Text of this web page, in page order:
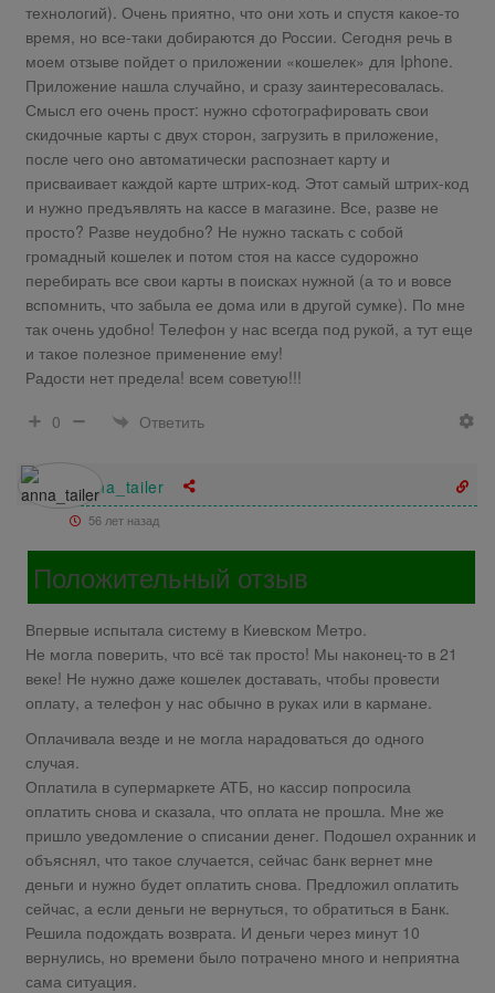
технологий). Очень приятно, что они хоть и спустя какое-то
время, но все-таки добираются до России. Сегодня речь в
моем отзыве пойдет о приложении «кошелек» для Iphone.
Приложение нашла случайно, и сразу заинтересовалась.
Смысл его очень прост: нужно сфотографировать свои
скидочные карты с двух сторон, загрузить в приложение,
после чего оно автоматически распознает карту и
присваивает каждой карте штрих-код. Этот самый штрих-код
и нужно предъявлять на кассе в магазине. Все, разве не
просто? Разве неудобно? Не нужно таскать с собой
громадный кошелек и потом стоя на кассе судорожно
перебирать все свои карты в поисках нужной (а то и вовсе
вспомнить, что забыла ее дома или в другой сумке). По мне
так очень удобно! Телефон у нас всегда под рукой, а тут еще
и такое полезное применение ему!
Радости нет предела! всем советую!!!
0
Ответить
anna_tailer
56 лет назад
Положительный отзыв
Впервые испытала систему в Киевском Метро.
Не могла поверить, что всё так просто! Мы наконец-то в 21
веке! Не нужно даже кошелек доставать, чтобы провести
оплату, а телефон у нас обычно в руках или в кармане.
Оплачивала везде и не могла нарадоваться до одного
случая.
Оплатила в супермаркете АТБ, но кассир попросила
оплатить снова и сказала, что оплата не прошла. Мне же
пришло уведомление о списании денег. Подошел охранник и
объяснял, что такое случается, сейчас банк вернет мне
деньги и нужно будет оплатить снова. Предложил оплатить
сейчас, а если деньги не вернуться, то обратиться в Банк.
Решила подождать возврата. И деньги через минут 10
вернулись, но времени было потрачено много и неприятна
сама ситуация.